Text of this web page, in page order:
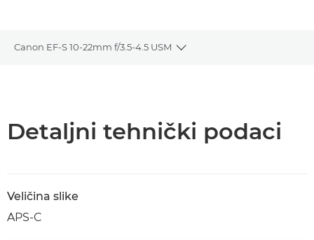
Canon EF-S 10-22mm f/3.5-4.5 USM
Toggle breadcrumbs
Detaljni tehnički podaci
Veličina slike
APS-C